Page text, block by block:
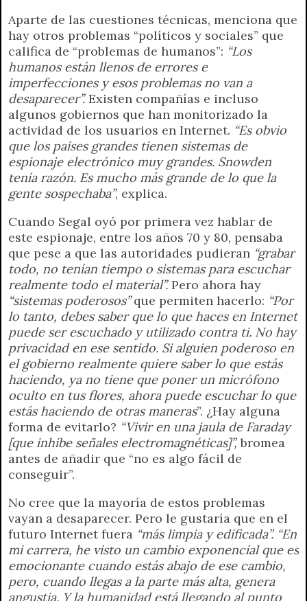
Aparte de las cuestiones técnicas, menciona que
hay otros problemas “políticos y sociales” que
califica de “problemas de humanos”: “Los
humanos están llenos de errores e
imperfecciones y esos problemas no van a
desaparecer”.Existen compañías e incluso
algunos gobiernos que han monitorizado la
actividad de los usuarios en Internet. “Es obvio
que los países grandes tienen sistemas de
espionaje electrónico muy grandes. Snowden
tenía razón. Es mucho más grande de lo que la
gente sospechaba”, explica.
Cuando Segal oyó por primera vez hablar de
este espionaje, entre los años 70 y 80, pensaba
que pese a que las autoridades pudieran “grabar
todo, no tenían tiempo o sistemas para escuchar
realmente todo el material”.Pero ahora hay
“sistemas poderosos”que permiten hacerlo: “Por
lo tanto, debes saber que lo que haces en Internet
puede ser escuchado y utilizado contra ti. No hay
privacidad en ese sentido. Si alguien poderoso en
el gobierno realmente quiere saber lo que estás
haciendo, ya no tiene que poner un micrófono
oculto en tus flores, ahora puede escuchar lo que
estás haciendo de otras maneras”. ¿Hay alguna
forma de evitarlo? “Vivir en una jaula de Faraday
[que inhibe señales electromagnéticas]”,bromea
antes de añadir que “no es algo fácil de
conseguir”.
No cree que la mayoría de estos problemas
vayan a desaparecer. Pero le gustaría que en el
futuro Internet fuera “más limpia y edificada”. “En
mi carrera, he visto un cambio exponencial que es
emocionante cuando estás abajo de ese cambio,
pero, cuando llegas a la parte más alta, genera
angustia. Y la humanidad está llegando al punto